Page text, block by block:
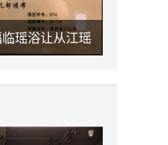
临瑶浴让从江瑶